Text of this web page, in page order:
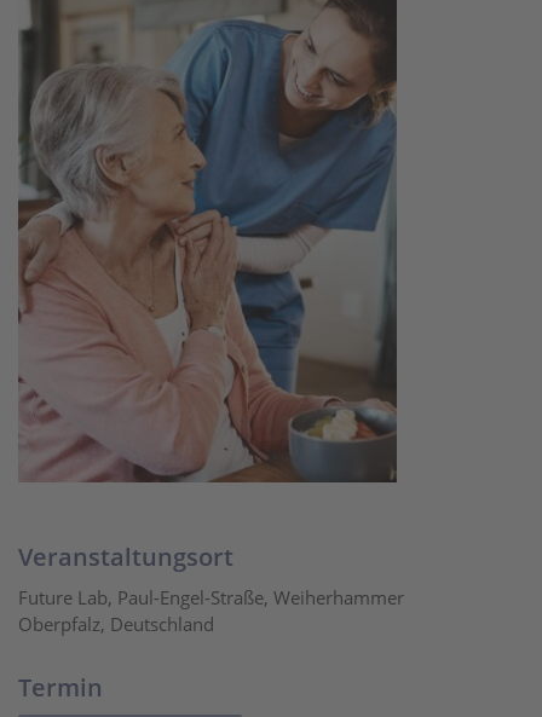
Veranstaltungsort
Future Lab, Paul-Engel-Straße, Weiherhammer
Oberpfalz, Deutschland
Termin